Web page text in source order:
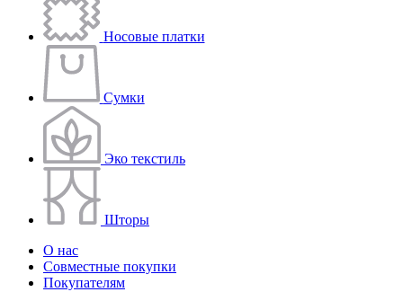
Носовые платки
Сумки
Эко текстиль
Шторы
О нас
Совместные покупки
Покупателям